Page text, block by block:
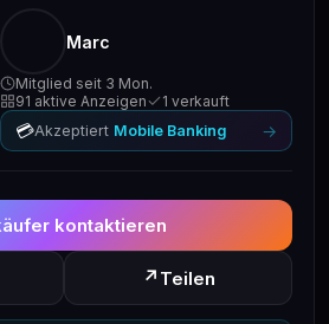
Marc
Mitglied seit 3 Mon.
91 aktive Anzeigen
1 verkauft
💳Akzeptiert Mobile Banking →
kontaktieren
↗ Teilen